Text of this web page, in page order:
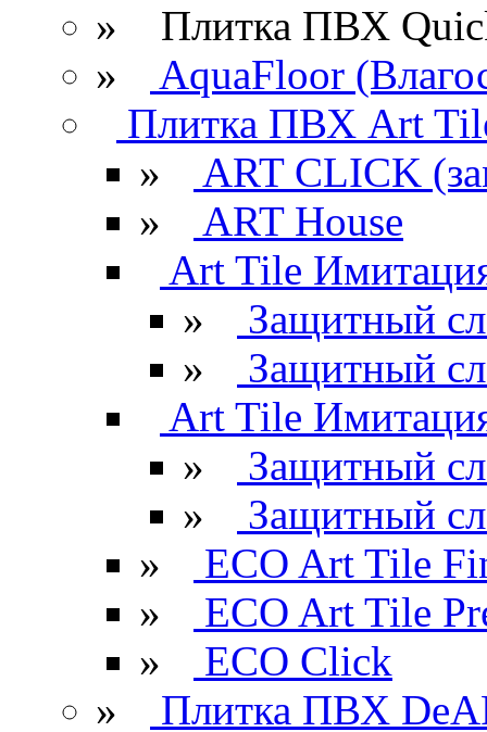
» Плитка ПВХ
»
AquaFloor
Плитка ПВХ Art
»
ART CLICK
»
ART House
Art Tile
»
Защитный
»
Защитный
Art Tile
»
Защитный
»
Защитный
»
ECO Art Tile
»
ECO Art Tile
»
ECO Click
»
Плитка ПВХ